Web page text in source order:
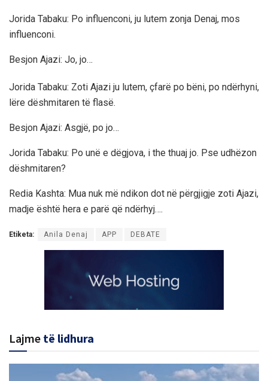
Jorida Tabaku: Po influenconi, ju lutem zonja Denaj, mos
influenconi.
Besjon Ajazi: Jo, jo…
Jorida Tabaku: Zoti Ajazi ju lutem, çfarë po bëni, po ndërhyni,
lëre dëshmitaren të flasë.
Besjon Ajazi: Asgjë, po jo…
Jorida Tabaku: Po unë e dëgjova, i the thuaj jo. Pse udhëzon
dëshmitaren?
Redia Kashta: Mua nuk më ndikon dot në përgjigje zoti Ajazi,
madje është hera e parë që ndërhyj….
Etiketa: Anila Denaj APP DEBATE
Lajme të lidhura